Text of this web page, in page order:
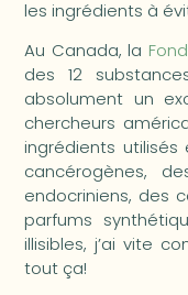
les ingrédients à
Au Canada, la
des 12
absolument un
chercheurs
ingrédients utilisés
cancérogènes,
endocriniens, des
parfums
illisibles, j’ai vite
tout ça!